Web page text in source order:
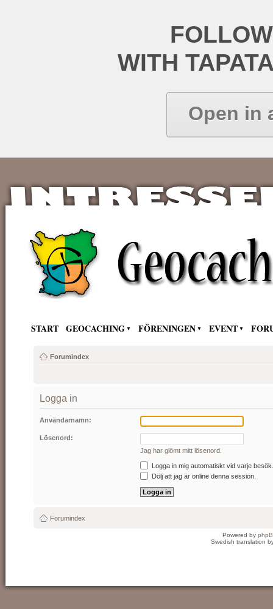
WITH
Open in
START GEOCACHING FÖRENINGEN EVENT
Forumindex
Logga in
Användarnamn:
Lösenord:
Jag har glömt mitt lösenord.
Logga in mig automatiskt vid varje besök.
Dölj att jag är online denna session.
Forumindex
Powered by
Swedish translation